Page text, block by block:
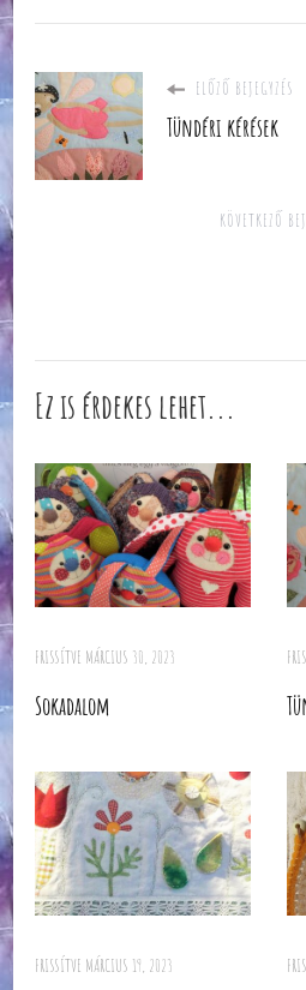
ELŐZŐ BEJEGYZÉS
Tündéri kérések
KÖVETKEZŐ
Ez is érdekes lehet...
FRISSÍTVE MÁRCIUS 30, 2023
Sokadalom
FRISSÍTVE MÁRCIUS 19, 2023